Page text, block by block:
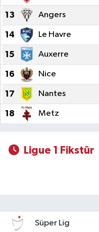
13 Angers
14 Le Havre
15 Auxerre
16 Nice
17 Nantes
18 Metz
Ligue 1 Fikstür
Süper Lig